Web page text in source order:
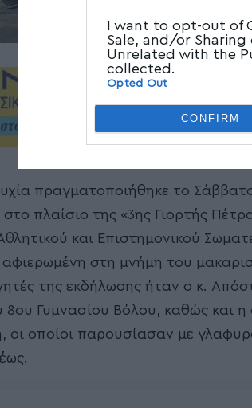
I want to opt-out of
Sale, and/or
Unrelated with the
collected.
Opted Out
CONFIRM
πραγματοποιήθηκε το
πλαίσιο της «3ης Γιορτής
και Επιστημονικού
αφιερωμένη στη μνήμη του
της εκδήλωσης ήταν ο κ.
8ου Γυμνασίου Βόλου, καθώς και η
οι οποίοι παρουσίασαν με